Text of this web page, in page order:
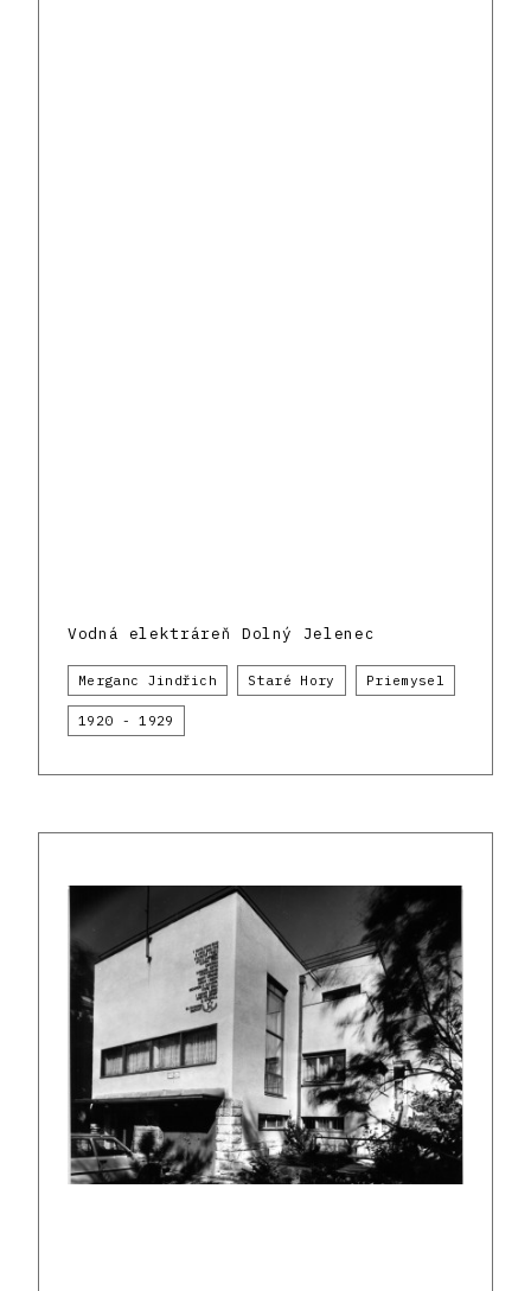
Vodná elektráreň Dolný Jelenec
Merganc Jindřich Staré Hory Priemysel
1920 - 1929